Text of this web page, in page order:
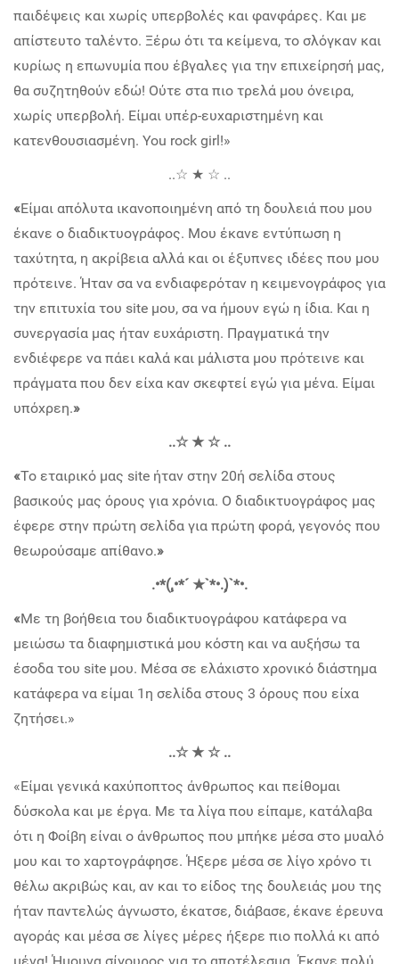
παιδέψεις και χωρίς υπερβολές και φανφάρες. Και με
απίστευτο ταλέντο. Ξέρω ότι τα κείμενα, το σλόγκαν και
κυρίως η επωνυμία που έβγαλες για την επιχείρησή μας,
θα συζητηθούν εδώ! Ούτε στα πιο τρελά μου όνειρα,
χωρίς υπερβολή. Είμαι υπέρ-ευχαριστημένη και
κατενθουσιασμένη. You rock girl!»
..☆ ★ ☆ ..
«Είμαι απόλυτα ικανοποιημένη από τη δουλειά που μου
έκανε ο διαδικτυογράφος. Μου έκανε εντύπωση η
ταχύτητα, η ακρίβεια αλλά και οι έξυπνες ιδέες που μου
πρότεινε. Ήταν σα να ενδιαφερόταν η κειμενογράφος για
την επιτυχία του site μου, σα να ήμουν εγώ η ίδια. Και η
συνεργασία μας ήταν ευχάριστη. Πραγματικά την
ενδιέφερε να πάει καλά και μάλιστα μου πρότεινε και
πράγματα που δεν είχα καν σκεφτεί εγώ για μένα. Είμαι
υπόχρεη.»
..☆ ★ ☆ ..
«Το εταιρικό μας site ήταν στην 20ή σελίδα στους
βασικούς μας όρους για χρόνια. Ο διαδικτυογράφος μας
έφερε στην πρώτη σελίδα για πρώτη φορά, γεγονός που
θεωρούσαμε απίθανο.»
.•*(¸.•*´ ★`*•.¸)`*•.
«Με τη βοήθεια του διαδικτυογράφου κατάφερα να
μειώσω τα διαφημιστικά μου κόστη και να αυξήσω τα
έσοδα του site μου. Μέσα σε ελάχιστο χρονικό διάστημα
κατάφερα να είμαι 1η σελίδα στους 3 όρους που είχα
ζητήσει.»
..☆ ★ ☆ ..
«Είμαι γενικά καχύποπτος άνθρωπος και πείθομαι
δύσκολα και με έργα. Με τα λίγα που είπαμε, κατάλαβα
ότι η Φοίβη είναι ο άνθρωπος που μπήκε μέσα στο μυαλό
μου και το χαρτογράφησε. Ήξερε μέσα σε λίγο χρόνο τι
θέλω ακριβώς και, αν και το είδος της δουλειάς μου της
ήταν παντελώς άγνωστο, έκατσε, διάβασε, έκανε έρευνα
αγοράς και μέσα σε λίγες μέρες ήξερε πιο πολλά κι από